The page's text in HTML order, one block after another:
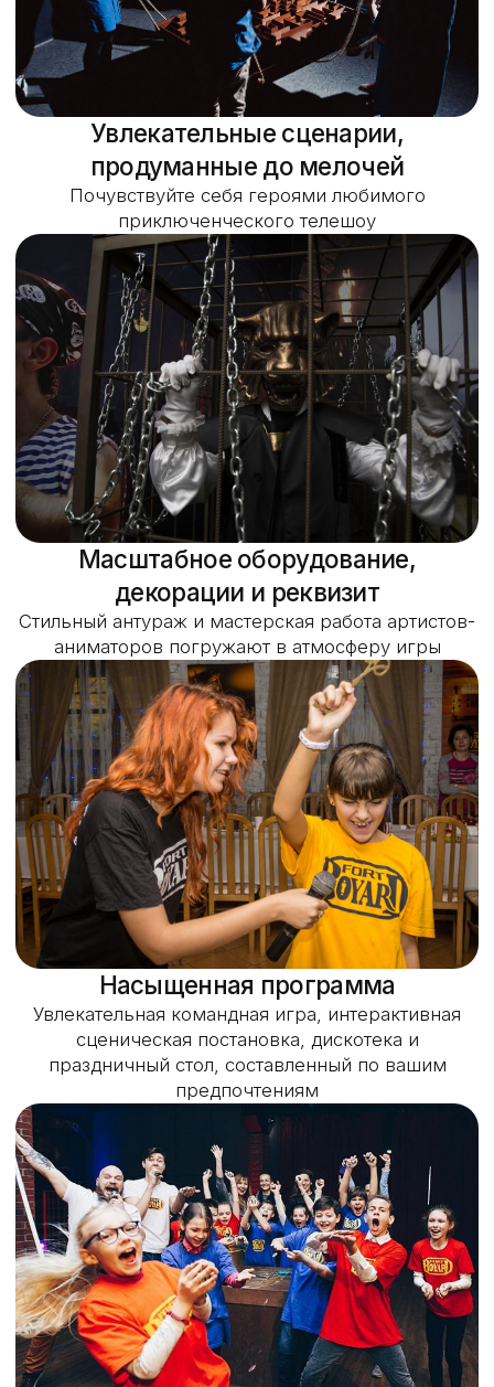
сценическая постановка, дискотека и
праздничный стол, составленный по вашим
предпочтениям
Организация мероприятия под ключ
Кроме игры, дискотеки и банкета, вы получите
фото- и видеосъемку вашего дня рождения, а
также фирменные подарки от площадки
Станьте героем
увлекательной игры
Испытания как в телешоу
Элементы контактного
зоопарка
Шквал спецэффектов под
интригующую музыку
Посмотрите видео о Форт Боярд
и узнайте, почему наши гости говорят,
что раньше не испытывали таких эмоций